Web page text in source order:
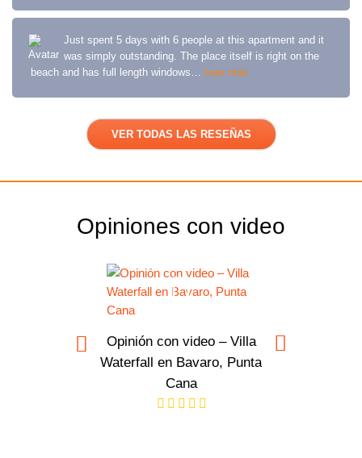
Just spent 5 days with 6 people at this apartment and it
was simply outstanding. The place itself is right on the
beach and has full length windows… Leer más
VER TODAS LAS RESEÑAS
Opiniones con video
Opinión con video – Villa
Waterfall en Bavaro, Punta
Cana